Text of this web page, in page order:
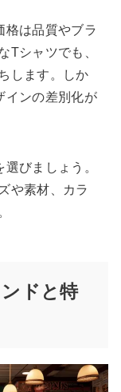
格は品質やブラ
Tシャツでも、
します。しか
インの差別化が
びましょう。
や素材、カラ
ドと特